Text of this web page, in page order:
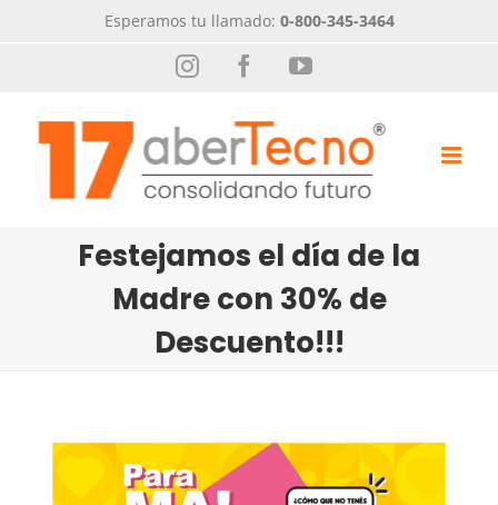
Esperamos tu llamado: 0-800-345-3464
InstagramFacebookYouTube
Festejamos el día de la
Madre con 30% de
Descuento!!!